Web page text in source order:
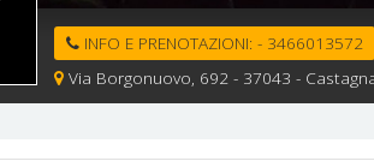
INFO E PRENOTAZIONI: - 3466013572
Via Borgonuovo, 692 - 37043 -